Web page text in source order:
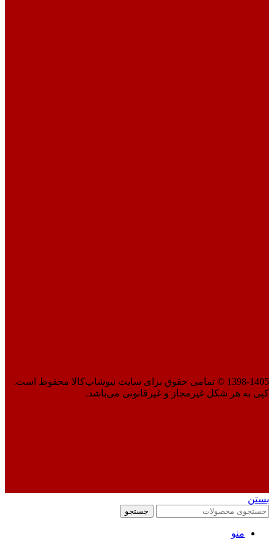
1398-1405 © تمامی حقوق برای سایت نیوشاپ‌کالا محفوظ است.
کپی به هر شکل غیرمجاز و غیرقانونی می‌باشد.
بستن
جستجو
منو